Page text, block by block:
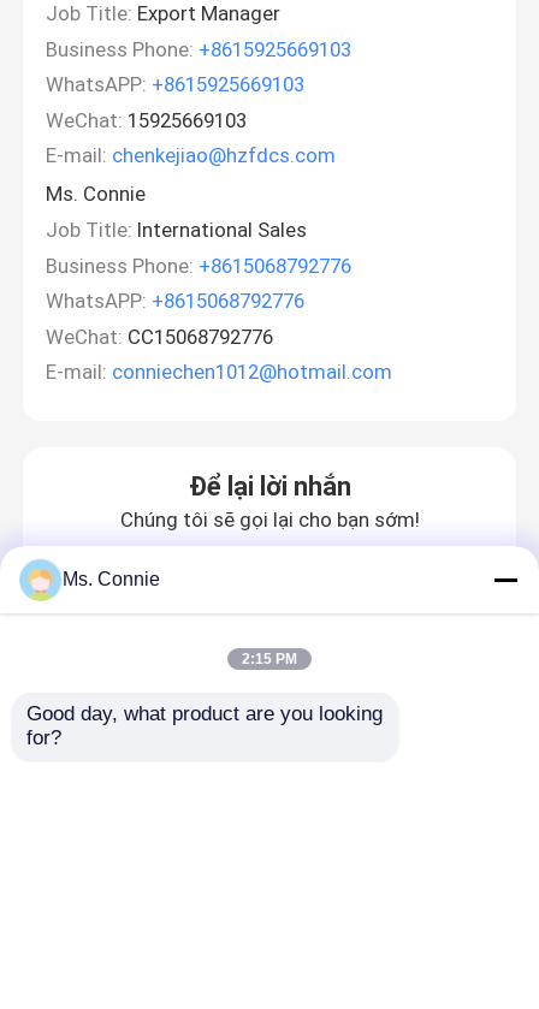
Job Title: Export Manager
Business Phone: +8615925669103
WhatsAPP: +8615925669103
WeChat: 15925669103
E-mail: chenkejiao@hzfdcs.com
Ms. Connie
Job Title: International Sales
Business Phone: +8615068792776
WhatsAPP: +8615068792776
WeChat: CC15068792776
E-mail: conniechen1012@hotmail.com
Để lại lời nhắn
Chúng tôi sẽ gọi lại cho bạn sớm!
Ms. Connie
2:15 PM
Good day, what product are you looking
for?